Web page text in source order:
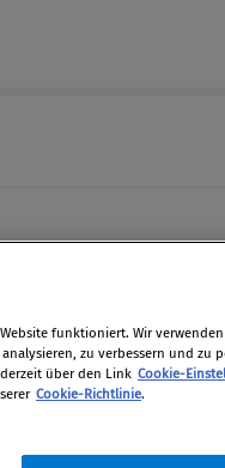
funktioniert. Wir
zu verbessern und zu
über den Link Cookie-
Cookie-Richtlinie.